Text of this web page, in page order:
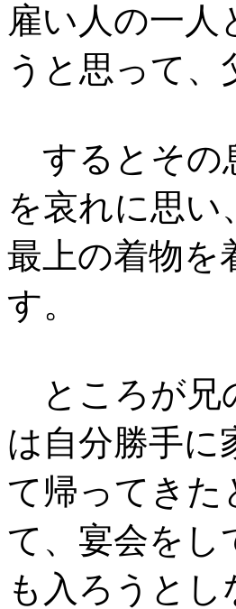
雇い人の一
うと思って
するとその
を哀れに思い
最上の着物を
す。
ところが兄
は自分勝手に
て帰ってきた
て、宴会をし
も入ろうとし